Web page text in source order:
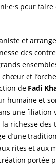
pour
et
des
et
de Fadi
humaine et
une
richesse des
d’une
rites et aux
portée